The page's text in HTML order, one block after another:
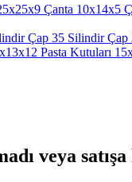
Çanta 10x14x5
Çap 35 SilindirÇap
Pasta Kutuları
veya